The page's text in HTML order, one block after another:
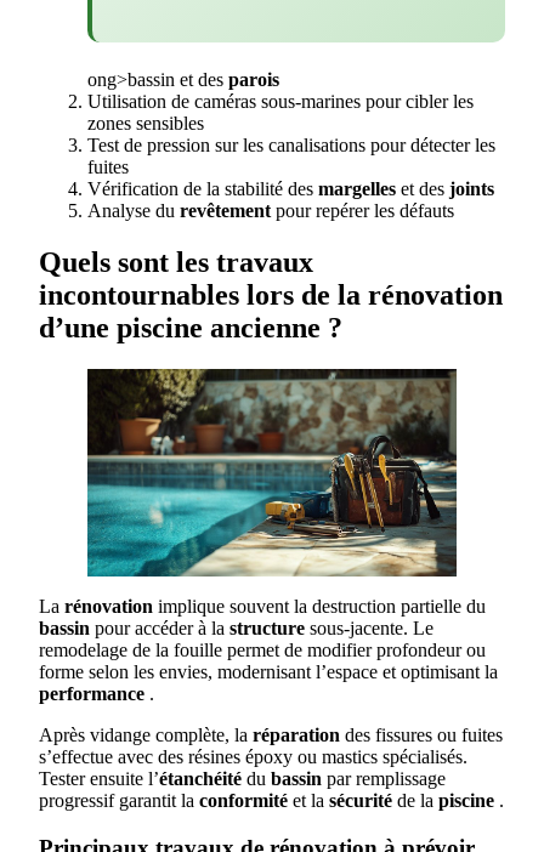
ong>bassin et des parois
Utilisation de caméras sous-marines pour cibler les
zones sensibles
Test de pression sur les canalisations pour détecter les
fuites
Vérification de la stabilité des margelles et des joints
Analyse du revêtement pour repérer les défauts
Quels sont les travaux
incontournables lors de la rénovation
d’une piscine ancienne ?
La rénovation implique souvent la destruction partielle du
bassin pour accéder à la structure sous-jacente. Le
remodelage de la fouille permet de modifier profondeur ou
forme selon les envies, modernisant l’espace et optimisant la
performance .
Après vidange complète, la réparation des fissures ou fuites
s’effectue avec des résines époxy ou mastics spécialisés.
Tester ensuite l’étanchéité du bassin par remplissage
progressif garantit la conformité et la sécurité de la piscine .